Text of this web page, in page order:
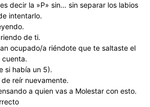
decir la »P» sin… sin separar los labios
intentarlo.
de ti.
ocupado/a riéndote que te saltaste el
cuenta.
si había un 5).
reír nuevamente.
a quien vas a Molestar con esto.